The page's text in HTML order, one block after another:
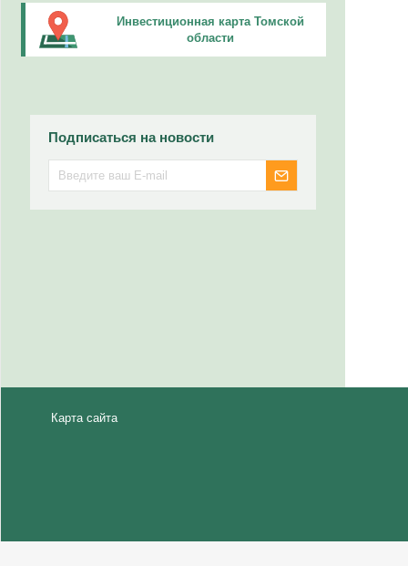
Инвестиционная карта Томской
области
Подписаться на новости
Карта сайта